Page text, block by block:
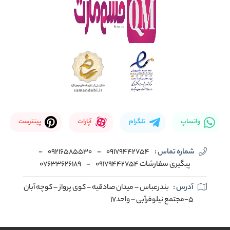
واتساپ تلگرام آپارات پینترست
شماره تماس : 09179442754
-
09216585530
-
پیگیری سفارشات 09179442754
-
07633626189
آدرس : بندرعباس – میدان صادقیه – کوی پرواز – کوچه آبان
5-مجتمع نیلوفرآبی – واحد17